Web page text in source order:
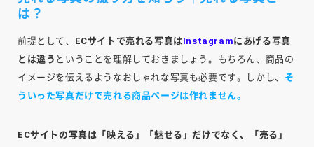
は？
前提として、 ECサイトで売れる写真はInstagramにあげる写真
とは違う ということを理解しておきましょう。もちろん、商品の
イメージを伝えるようなおしゃれな写真も必要です。しかし、 そ
ういった写真だけで売れる商品ページは作れません。
ECサイトの写真は「映える」「魅せる」だけでなく、「売る」